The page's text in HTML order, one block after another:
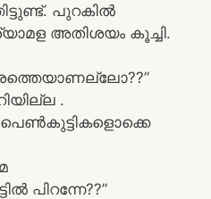
പുറകിൽ
അതിശയം കൂച്ചി.
.
പെൺകുട്ടികളൊക്കെ
പിറന്നേ??”